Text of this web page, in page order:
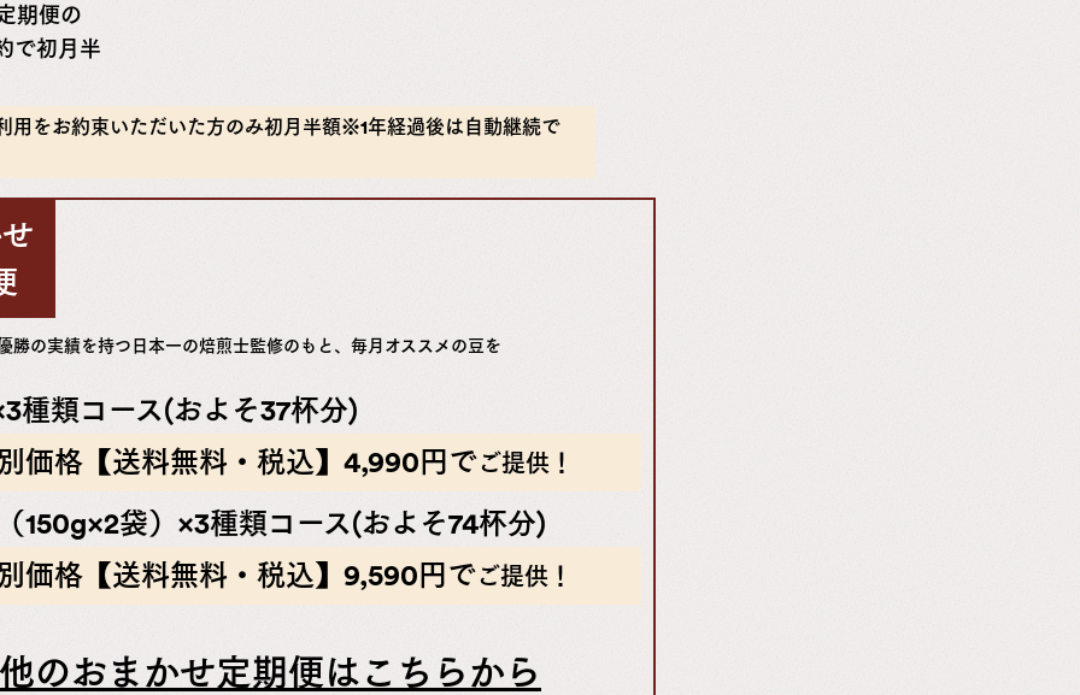
期便の
で初月半
用をお約束いただいた方のみ初月半額※1年経過後は自動継続で
勝の実績を持つ日本一の焙煎士監修のもと、毎月オススメの豆を
種類コース(およそ37杯分)
価格【送料無料・税込】4,990円でご提供！
150g×2袋）×3種類コース(およそ74杯分)
価格【送料無料・税込】9,590円でご提供！
他のおまかせ定期便はこちらから